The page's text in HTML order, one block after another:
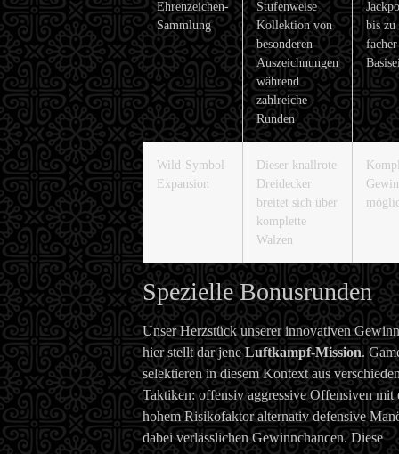
Ehrenzeichen-
Sammlung
Stufenweise
Kollektion von
besonderen
Auszeichnungen
während
zahlreiche
Runden
bis zu
facher
Wild-Symbol-
Expansion
Dieser knallrote
Dreidecker
breitet sich über
komplette
Walzen
Spezielle Bonusrunden
Unser Herzstück unserer innovativen
hier stellt dar jeneLuftkampf-Mission.
selektieren in diesem Kontext aus
Taktiken: offensiv aggressive Offensiven mit
hohem Risikofaktor alternativ defensive
dabei verlässlichen Gewinnchancen. Diese